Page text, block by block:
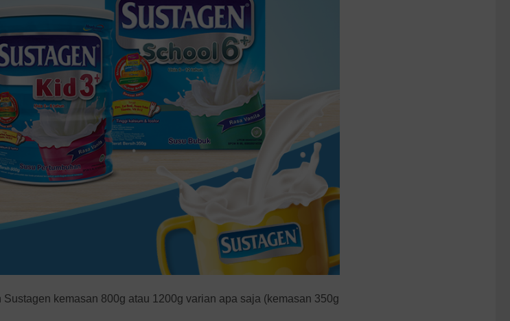
kemasan 800g atau 1200g varian apa saja (kemasan 350g